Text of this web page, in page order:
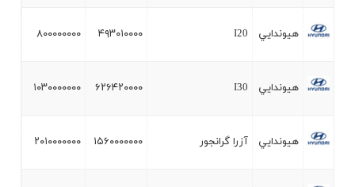
هيوندايي I20 ۴۹۳۰۱۰۰۰۰ ۸۰۰۰۰۰۰۰۰
هيوندايي I30 ۶۲۶۴۲۰۰۰۰ ۱۰۳۰۰۰۰۰۰۰
هيوندايي آزرا گرانجور ۱۵۶۰۰۰۰۰۰۰ ۲۰۱۰۰۰۰۰۰۰